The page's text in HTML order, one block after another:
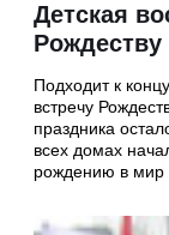
Детская
Рождеству
Подходит к
встречу
праздника
всех домах
рождению в мир